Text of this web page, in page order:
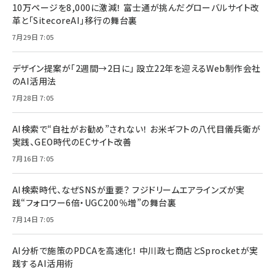
10万ページを8,000に激減！ 富士通が挑んだグローバルサイト改
革と「SitecoreAI」移行の舞台裏
7月29日 7:05
デザイン提案が「2週間→2日に」 設立22年を迎えるWeb制作会社
のAI活用法
7月28日 7:05
AI検索で“自社がお勧め”されない！ お米ギフトの八代目儀兵衛が
実践、GEO時代のECサイト改善
7月16日 7:05
AI検索時代、なぜSNSが重要？ フジドリームエアラインズが実
践“フォロワー6倍・UGC200％増”の舞台裏
7月14日 7:05
AI分析で施策のPDCAを高速化！ 中川政七商店とSprocketが実
践するAI活用術